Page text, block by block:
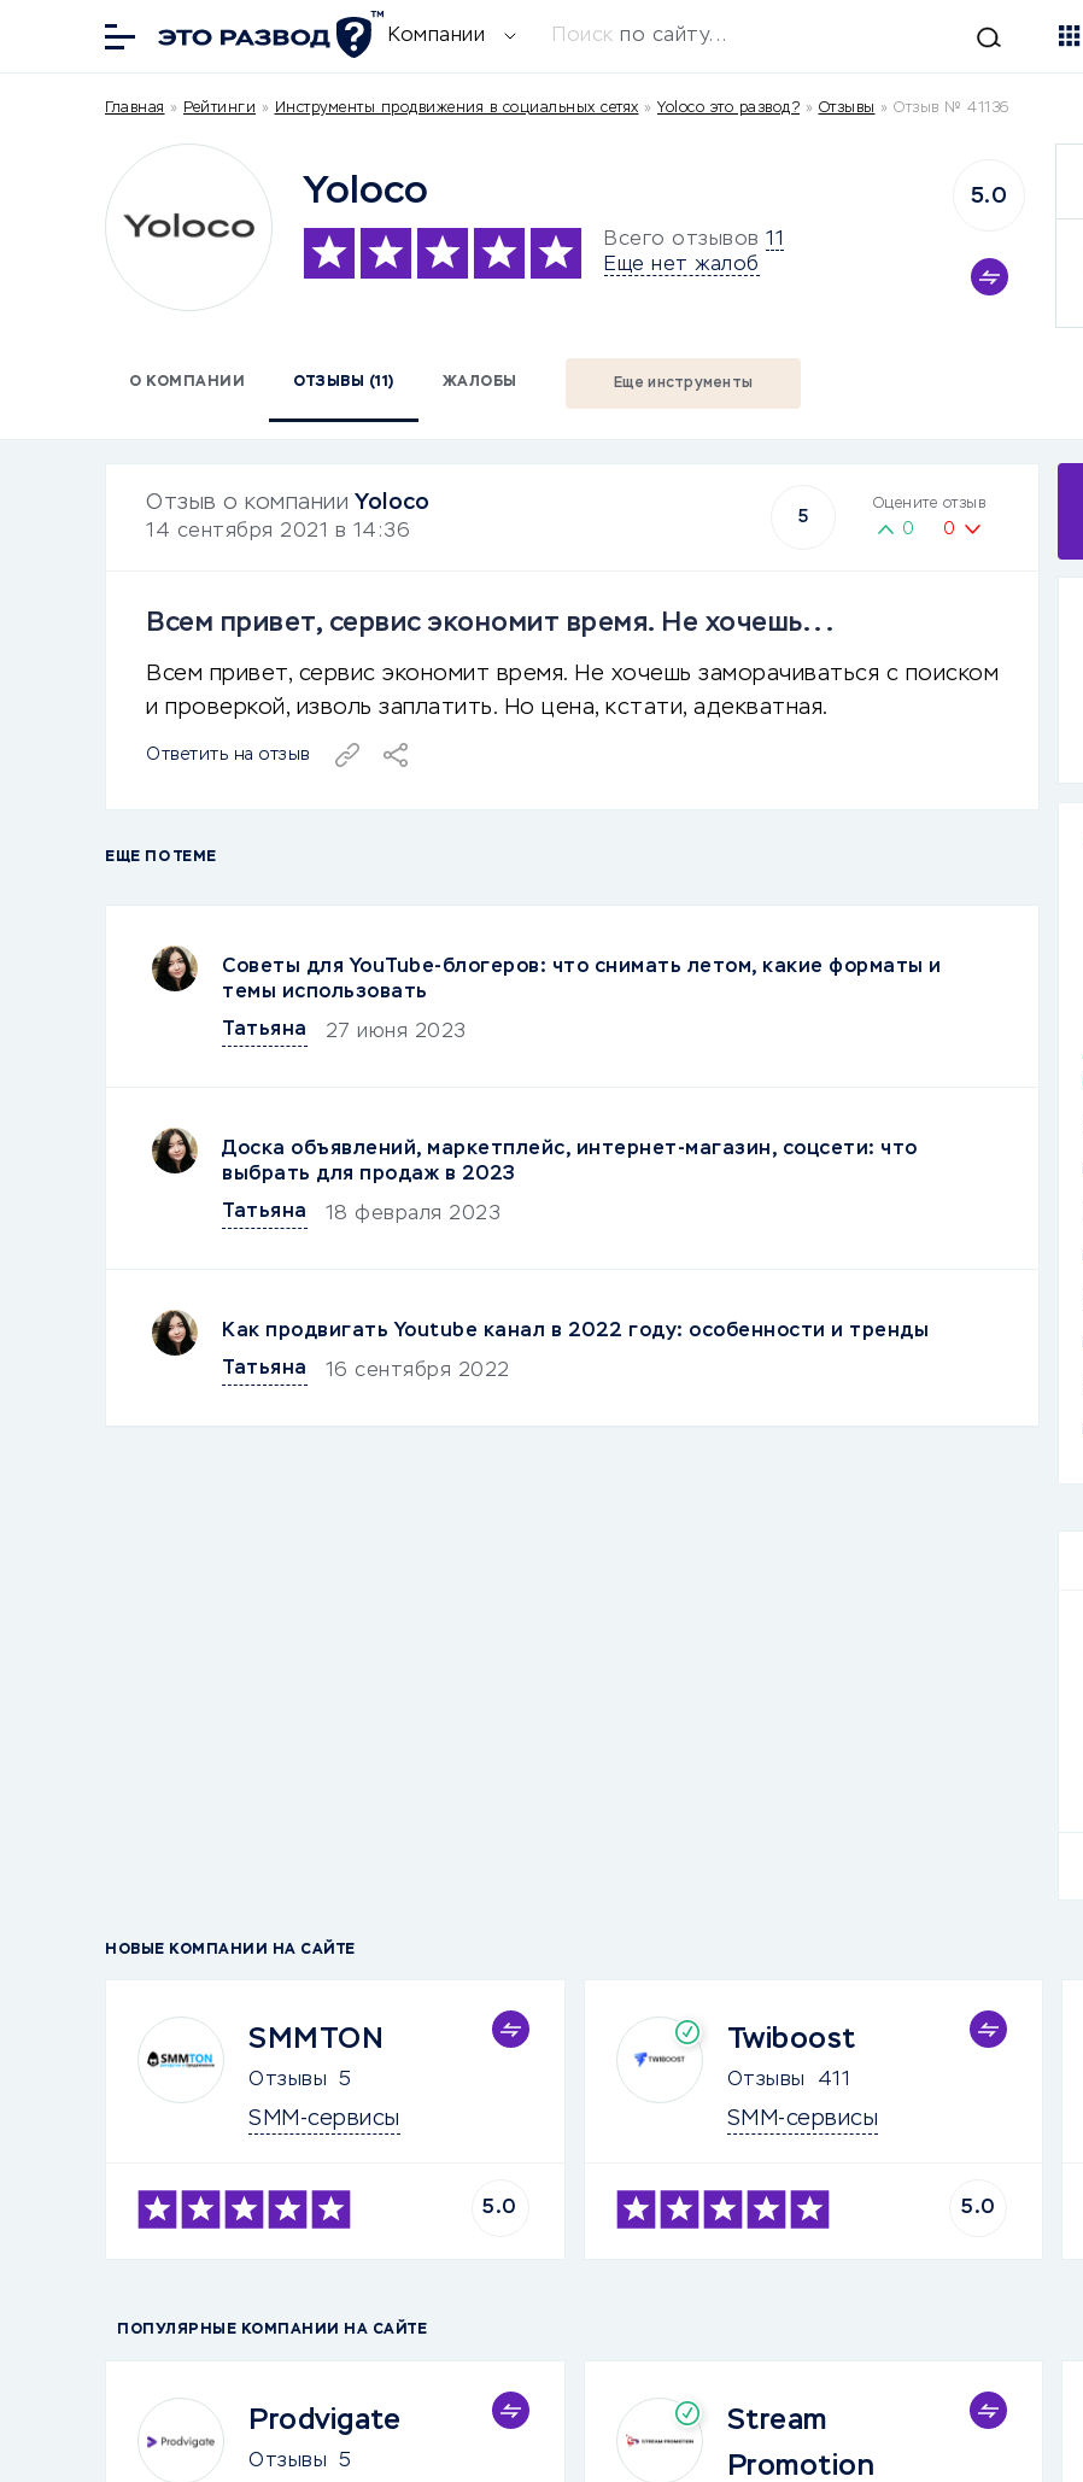
Компании Поиск по сайту...
Главная » Рейтинги » Инструменты продвижения в социальных сетях » Yoloco это развод? » Отзывы » Отзыв № 41136
Yoloco
Всего отзывов 11
Еще нет жалоб
5.0
О КОМПАНИИ ОТЗЫВЫ (11) ЖАЛОБЫ Еще инструменты
Отзыв о компании Yoloco
14 сентября 2021 в 14:36
5
Оцените отзыв
0 0
Всем привет, сервис экономит время. Не хочешь...
Всем привет, сервис экономит время. Не хочешь заморачиваться с поиском
и проверкой, изволь заплатить. Но цена, кстати, адекватная.
Ответить на отзыв
ЕЩЕ ПО ТЕМЕ
Советы для YouTube-блогеров: что снимать летом, какие форматы и
темы использовать
Татьяна
27 июня 2023
Доска объявлений, маркетплейс, интернет-магазин, соцсети: что
выбрать для продаж в 2023
Татьяна
18 февраля 2023
Как продвигать Youtubе канал в 2022 году: особенности и тренды
Татьяна
16 сентября 2022
НОВЫЕ КОМПАНИИ НА САЙТЕ
SMMTON
Отзывы 5
SMM-сервисы
5.0
Twiboost
Отзывы 411
SMM-сервисы
5.0
ПОПУЛЯРНЫЕ КОМПАНИИ НА САЙТЕ
Prodvigate
Отзывы 5
Stream
Promotion